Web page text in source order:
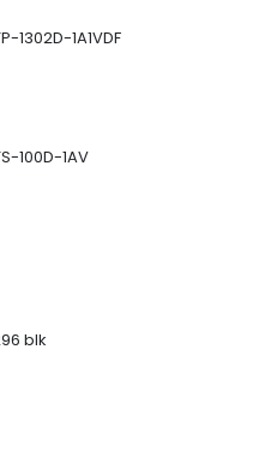
1302D-1A1VDF
100D-1AV
blk